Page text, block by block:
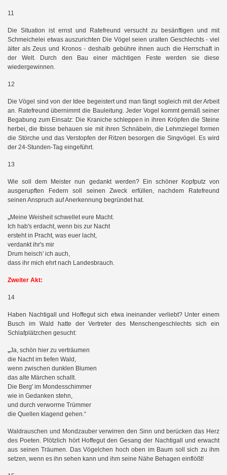
11
Die Situation ist ernst und Ratefreund versucht zu besänftigen und mit
Schmeichelei etwas auszurichten Die Vögel seien uralten Geschlechts - viel
älter als Zeus und Kronos - deshalb gebühre ihnen auch die Herrschaft in
der Welt. Durch den Bau einer mächtigen Feste werden sie diese
wiedergewinnen.
12
Die Vögel sind von der Idee begeistert und man fängt sogleich mit der Arbeit
an. Ratefreund übernimmt die Bauleitung. Jeder Vogel kommt gemäß seiner
Begabung zum Einsatz: Die Kraniche schleppen in ihren Kröpfen die Steine
herbei, die Ibisse behauen sie mit ihren Schnäbeln, die Lehmziegel formen
die Störche und das Verstopfen der Ritzen besorgen die Singvögel. Es wird
der 24-Stunden-Tag eingeführt.
13
Wie soll dem Meister nun gedankt werden? Ein schöner Kopfputz von
ausgerupften Federn soll seinen Zweck erfüllen, nachdem Ratefreund
seinen Anspruch auf Anerkennung begründet hat.
„Meine Weisheit schwellet eure Macht.
Ich hab's erdacht, wenn bis zur Nacht
ersteht in Pracht, was euer lacht,
verdankt ihr's mir
Drum heisch' ich auch,
dass ihr mich ehrt nach Landesbrauch.
Zweiter Akt:
14
Haben Nachtigall und Hoffegut sich etwa ineinander verliebt? Unter einem
Busch im Wald hatte der Vertreter des Menschengeschlechts sich ein
Schlafplätzchen gesucht:
„Ja, schön hier zu verträumen
die Nacht im tiefen Wald,
wenn zwischen dunklen Blumen
das alte Märchen schallt.
Die Berg' im Mondesschimmer
wie in Gedanken stehn,
und durch verworrne Trümmer
die Quellen klagend gehen.“
Waldrauschen und Mondzauber verwirren den Sinn und berücken das Herz
des Poeten. Plötzlich hört Hoffegut den Gesang der Nachtigall und erwacht
aus seinen Träumen. Das Vögelchen hoch oben im Baum soll sich zu ihm
setzen, wenn es ihn sehen kann und ihm seine Nähe Behagen einflößt!